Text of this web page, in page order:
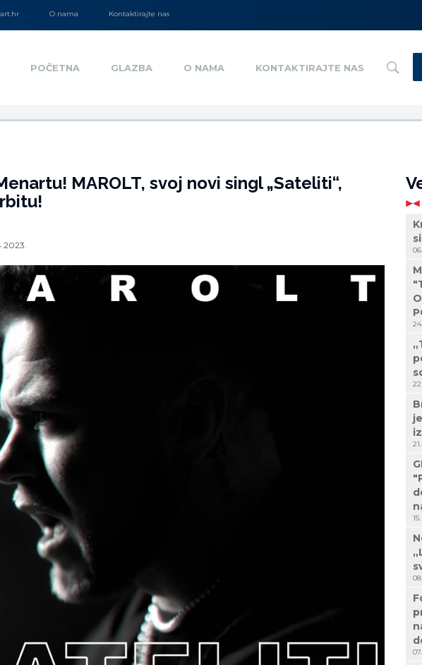
O nama Kontaktirajte nas
POČETNA GLAZBA O NAMA KONTAKTIRAJTE NAS
MAROLT, svoj novi singl „Sateliti“,